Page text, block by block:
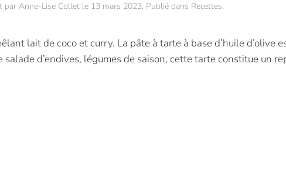
par Anne-Lise Colletle 13 mars 2023. Publié dans Recettes.
lait de coco et curry. La pâte à tarte à base d’huile d’olive
d’endives, légumes de saison, cette tarte constitue un